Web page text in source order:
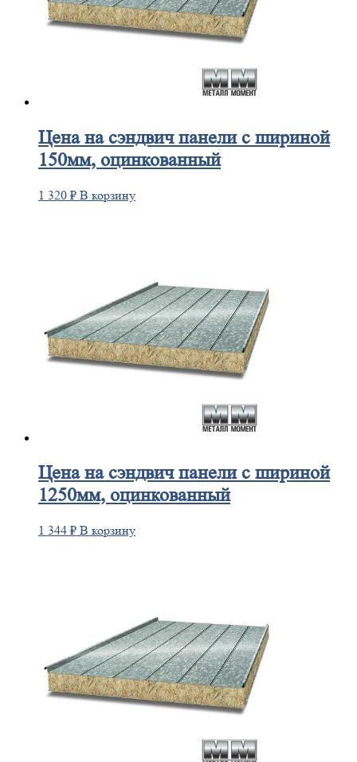
Ценана сэндвич панели с шириной
150мм, оцинкованный
1 320 ₽ В корзину
Ценана сэндвич панели с шириной
1250мм, оцинкованный
1 344 ₽ В корзину